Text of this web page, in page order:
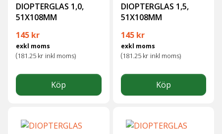
DIOPTERGLAS 1,0,
51X108MM
145 kr
exkl moms
(181.25 kr inkl moms)
Köp
DIOPTERGLAS 1,5,
51X108MM
145 kr
exkl moms
(181.25 kr inkl moms)
Köp